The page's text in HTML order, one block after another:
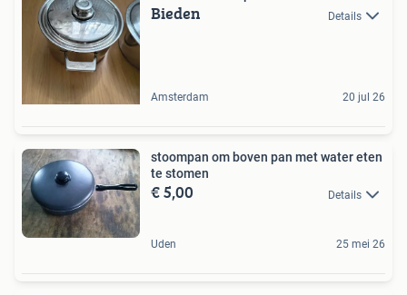
Bieden Details
Amsterdam 20 jul 26
stoompan om boven pan met water eten
te stomen
€ 5,00 Details
Uden 25 mei 26